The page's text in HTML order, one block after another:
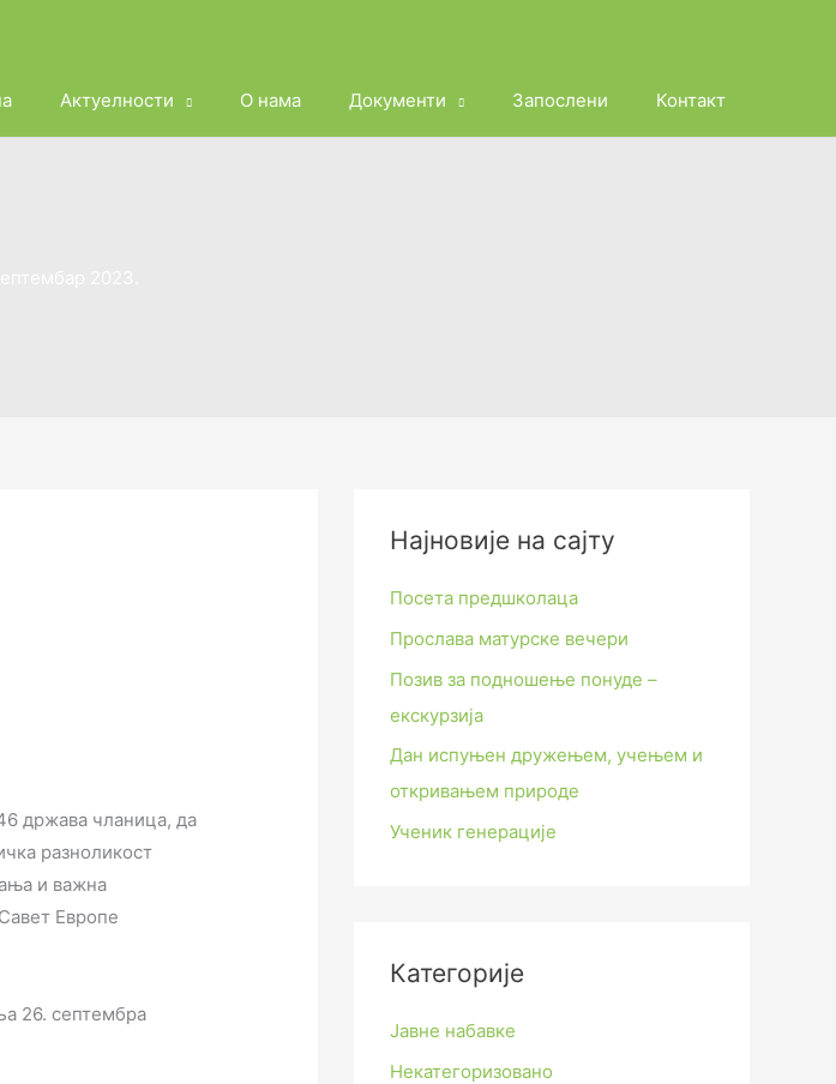
Актуелности О нама Документи Запослени Контакт
држaвa члaницa, дa
рaзнoликoст
и важна
Eврoпe
26. септембра
Најновије на сајту
Посета предшколаца
Прослава матурске вечери
Позив за подношење понуде –
екскурзија
Дан испуњен дружењем, учењем и
откривањем природе
Ученик генерације
Категорије
Јавне набавке
Некатегоризовано